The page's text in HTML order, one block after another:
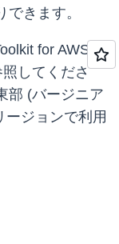
できます。
for AWS ユ
照してくださ
部 (バージニア
ジョンで利用